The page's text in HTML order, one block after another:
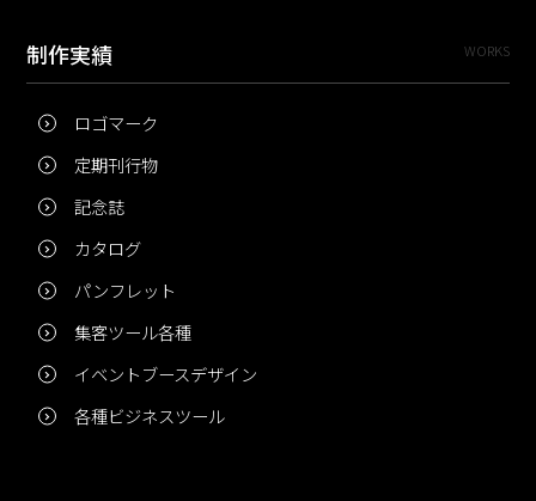
制作実績 WORKS
ロゴマーク
定期刊行物
記念誌
カタログ
パンフレット
集客ツール各種
イベントブースデザイン
各種ビジネスツール